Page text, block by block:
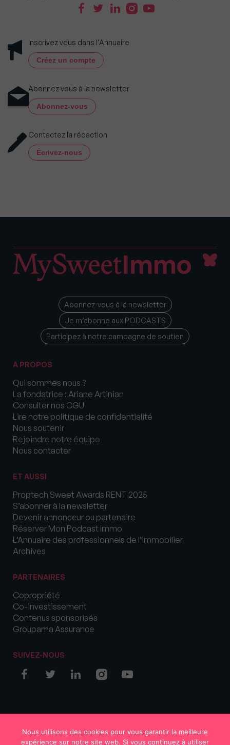
Inscrivez vous dans l'Annuaire
Créez un compte
Abonnez vous à la newsletter
Abonnez-vous
Contactez la rédaction
Écrivez-nous
Abonnez-vous à la newsletter
Je m’abonne aux PODCASTS
Participez à notre campagne de soutien
A PROPOS
Qui sommes nous ?
La fondatrice : Ariane Artinian
Consulter nos CGU
Lire notre politique de confidentialité
Nous soutenir
Rejoindre notre équipe
Nous contacter
ET AUSSI
Proptech Sweet Awards RENT 2025
S’abonner à la newsletter
Devenir annonceur ou partenaire
Réserver Mon Podcast Immo
L’Annuaire des professionnels de l’immobilier
Archives
PARTENAIRES
Copropriété
Co-investissement
Contenus sponsorisés
Groupama Assurance
SUIVEZ-NOUS
Nous utilisons des cookies pour vous garantir la meilleure
expérience sur notre site web. Si vous continuez à utiliser